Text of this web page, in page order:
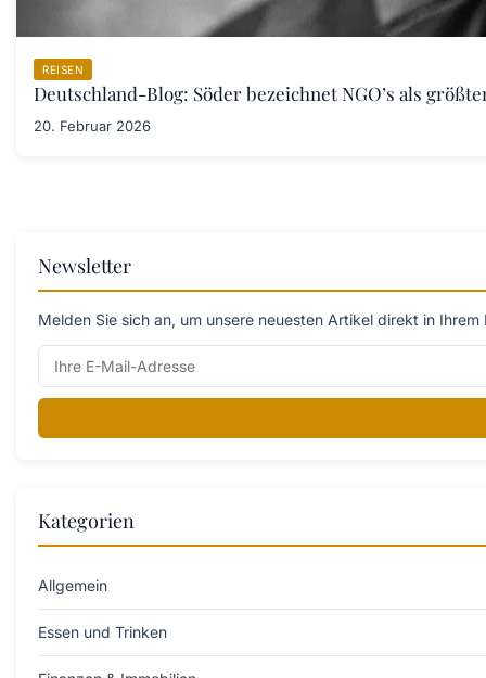
REISEN
Deutschland-Blog: Söder bezeichnet NGO’s als
20. Februar 2026
Newsletter
Melden Sie sich an, um unsere neuesten Artikel direkt in
Kategorien
Allgemein
Essen und Trinken